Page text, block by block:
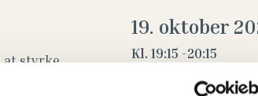
at styrke
19. oktober
Kl. 19:15 -20:15